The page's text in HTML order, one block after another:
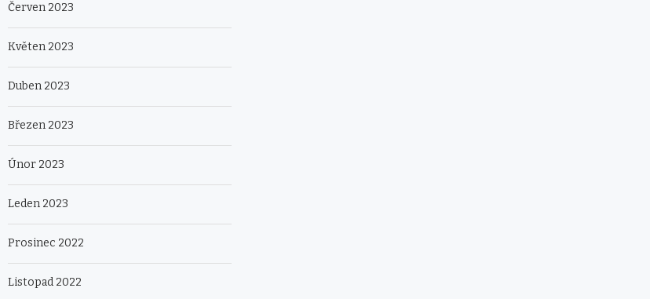
Červen 2023
Květen 2023
Duben 2023
Březen 2023
Únor 2023
Leden 2023
Prosinec 2022
Listopad 2022